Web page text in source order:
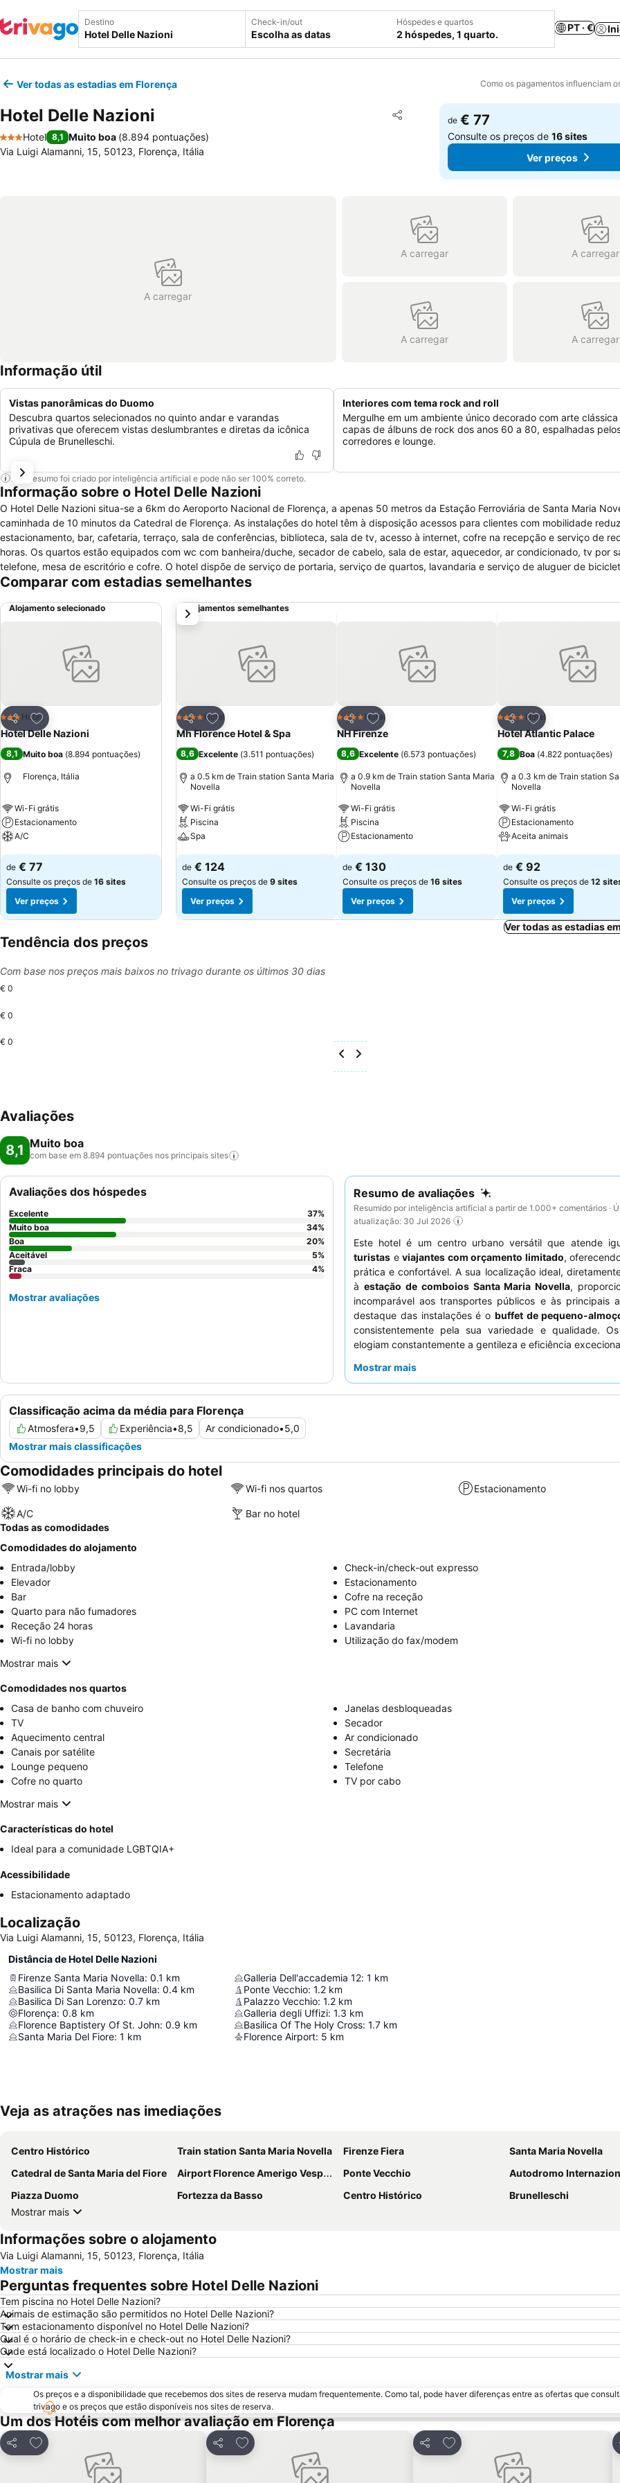
Destino Check-in/out
Escolha as datas
Hóspedes e quartos
2 hóspedes, 1 quarto.
PT · €
Ver todas as estadias em Florença Como os pagamentos influenciam
Hotel Delle Nazioni Partilhar
Adicionar aos favoritos
3 Estrelas
Hotel 8,1 Muito boa (8.894 pontuações)
Via Luigi Alamanni, 15, 50123, Florença, Itália
de € 77
Consulte os preços de16 sites
Ver preços
A carregar
A carregar A carregar
A carregar A carregar
Informação útil
Vistas panorâmicas do Duomo
Descubra quartos selecionados no quinto andar e varandas
privativas que oferecem vistas deslumbrantes e diretas da icônica
Cúpula de Brunelleschi.
Interiores com tema rock and roll
Mergulhe em um ambiente único decorado com arte
capas de álbuns de rock dos anos 60 a 80, espalhadas
corredores e lounge.
Este resumo foi criado por inteligência artificial e pode não ser 100% correto.
Informação sobre o Hotel Delle Nazioni
O Hotel Delle Nazioni situa-se a 6km do Aeroporto Nacional de Florença, a apenas 50 metros da Estação Ferroviária de Santa Maria
caminhada de 10 minutos da Catedral de Florença. As instalações do hotel têm à disposição acessos para clientes com mobilidade
estacionamento, bar, cafetaria, terraço, sala de conferências, biblioteca, sala de tv, acesso à internet, cofre na recepção e serviço de
horas. Os quartos estão equipados com wc com banheira/duche, secador de cabelo, sala de estar, aquecedor, ar condicionado, tv por
telefone, mesa de escritório e cofre. O hotel dispõe de serviço de portaria, serviço de quartos, lavandaria e serviço de aluguer de
domésticos são admitidos neste alojamento.
Comparar com estadias semelhantes
Alojamento selecionado
Partilhar
Adicionar aos favoritos
3 Estrelas
Hotel
Hotel Delle Nazioni
8,1 Muito boa (8.894 pontuações)
Florença, Itália
Wi-Fi grátis
Estacionamento
A/C
Ver preços
de € 77
Consulte os preços de 16 sites
Ver preços
Alojamentos semelhantes
Partilhar
Adicionar aos favoritos
4 EstrelasHotel
Mh Florence Hotel & Spa
8,6 Excelente (3.511 pontuações)
a 0.5 km de Train station Santa Maria
Novella
Wi-Fi grátis
Piscina
Spa
Ver preços
de € 124
Consulte os preços de 9 sites
Ver preços
Partilhar
Adicionar aos favoritos
4 EstrelasHotel
NH Firenze
8,6 Excelente (6.573 pontuações)
a 0.9 km de Train station Santa Maria
Novella
Wi-Fi grátis
Piscina
Estacionamento
Ver preços
de € 130
Consulte os preços de 16 sites
Ver preços
Partilhar
Adicionar aos
4 EstrelasHotel
Hotel Atlantic Palace
7,8 Boa (4.822 pontuações)
a 0.3 km de Train station
Novella
Wi-Fi grátis
Estacionamento
Aceita animais
Ver preços
de € 92
Consulte os preços de 12
Ver preços
próximo
Ver todas as estadias
Tendência dos preços
Com base nos preços mais baixos no trivago durante os últimos 30 dias
€ 0
€ 0
€ 0
Avaliações
8,1 Muito boa
com base em 8.894 pontuações nos principais sites
Resumo de avaliações
Resumido por inteligência artificial a partir de 1.000+ comentários ·
atualização: 30 Jul 2026
Este hotel é um centro urbano versátil que atende
turistas e viajantes com orçamento limitado,
prática e confortável. A sua localização ideal,
à estação de comboios Santa Maria Novella,
incomparável aos transportes públicos e às principais
destaque das instalações é o buffet de pequeno-
consistentemente pela sua variedade e qualidade.
elogiam constantemente a gentileza e eficiência
recomendações locais. Para uma estadia mais tranquila,
Mostrar mais
Classificação acima da média para Florença
Atmosfera•9,5 Experiência•8,5 Ar condicionado•5,0
Mostrar mais classificações
Avaliações dos hóspedes
Excelente 37%
Muito boa
34%
Boa
20%
Aceitável
5%
Fraca
4%
Mostrar avaliações
Comodidades principais do hotel
Wi-fi no lobby Wi-fi nos quartos Estacionamento
A/C
Bar no hotel
Todas as comodidades
Comodidades do alojamento
Entrada/lobby
Check-in/check-out expresso
Elevador
Estacionamento
Bar
Cofre na receção
Quarto para não fumadores
PC com Internet
Receção 24 horas
Lavandaria
Wi-fi no lobby
Utilização do fax/modem
Mostrar mais
Comodidades nos quartos
Casa de banho com chuveiro
Janelas desbloqueadas
TV
Secador
Aquecimento central
Ar condicionado
Canais por satélite
Secretária
Lounge pequeno
Telefone
Cofre no quarto
TV por cabo
Mostrar mais
Características do hotel
Ideal para a comunidade LGBTQIA+
Acessibilidade
Estacionamento adaptado
Localização
Via Luigi Alamanni, 15, 50123, Florença, Itália
Distância de Hotel Delle Nazioni
Firenze Santa Maria Novella: 0.1 km
Basilica Di Santa Maria Novella: 0.4 km
Basilica Di San Lorenzo: 0.7 km
Florença: 0.8 km
Florence Baptistery Of St. John: 0.9 km
Santa Maria Del Fiore: 1 km
Galleria Dell'accademia 12: 1 km
Ponte Vecchio: 1.2 km
Palazzo Vecchio: 1.2 km
Galleria degli Uffizi: 1.3 km
Basilica Of The Holy Cross: 1.7 km
Florence Airport: 5 km
Veja as atrações nas imediações
Centro Histórico Train station Santa Maria Novella Firenze Fiera
Santa Maria Novella
Catedral de Santa Maria del Fiore
Airport Florence Amerigo Vespucci Ponte Vecchio
Autodromo Internazionale
Piazza Duomo
Fortezza da Basso Centro Histórico
Brunelleschi
Mostrar mais
Informações sobre o alojamento
Via Luigi Alamanni, 15, 50123, Florença, Itália
Mostrar mais
Perguntas frequentes sobre Hotel Delle Nazioni
Tem piscina no Hotel Delle Nazioni?
Animais de estimação são permitidos no Hotel Delle Nazioni?
Tem estacionamento disponível no Hotel Delle Nazioni?
Qual é o horário de check-in e check-out no Hotel Delle Nazioni?
Onde está localizado o Hotel Delle Nazioni?
Mostrar mais
Os preços e a disponibilidade que recebemos dos sites de reserva mudam frequentemente. Como tal, pode haver diferenças entre as ofertas que
trivago e os preços que estão disponíveis nos sites de reserva.
Um dos Hotéis com melhor avaliação em Florença
Partilhar
Adicionar aos favoritos
Partilhar
Adicionar aos favoritos
Partilhar
Adicionar aos favoritos